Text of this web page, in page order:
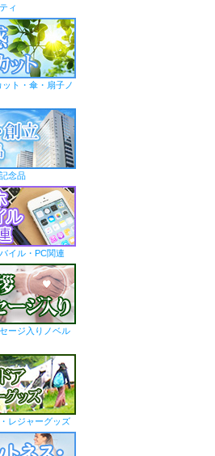
ィ
ト・傘・扇子ノ
念品
イル・PC関連
ージ入りノベル
レジャーグッズ